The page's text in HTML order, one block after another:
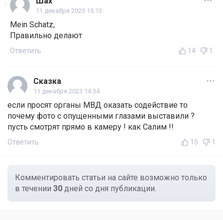
11 декабря 2023 15:13
Mein Schatz,
Правильно делают
Ответить 14 1
Сказка
11 декабря 2023 14:34
если просят органы МВД оказать содействие то
почему фото с опущенными глазами выставили ?
пусть смотрят прямо в камеру ! как Салим !!
Ответить 15 1
Комментировать статьи на сайте возможно только
в течении 30 дней со дня публикации.